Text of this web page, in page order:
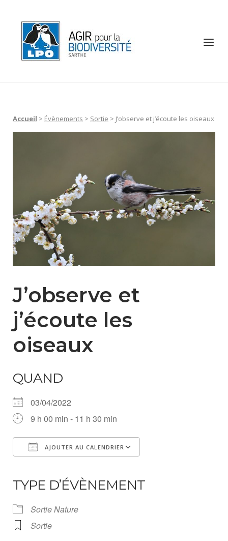
content
Menu
Accueil > Évènements > Sortie > J’observe et j’écoute les oiseaux
J’observe et
j’écoute les
oiseaux
QUAND
03/04/2022
9 h 00 min - 11 h 30 min
AJOUTER AU CALENDRIER
TYPE D’ÉVÈNEMENT
Sortie Nature
Sortie